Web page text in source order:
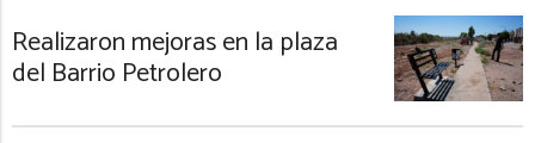
Realizaron mejoras en la plaza
del Barrio Petrolero